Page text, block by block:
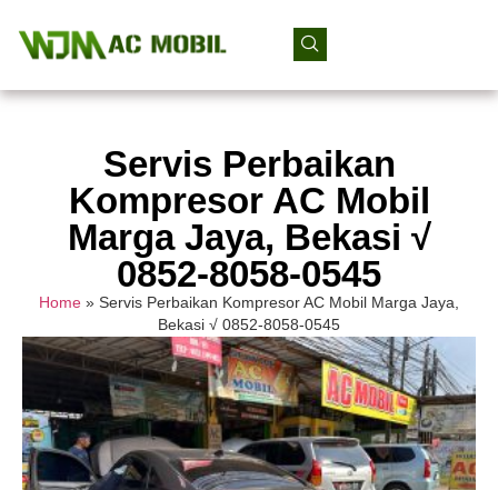
Servis Perbaikan
Kompresor AC Mobil
Marga Jaya, Bekasi √
0852-8058-0545
Home » Servis Perbaikan Kompresor AC Mobil Marga Jaya,
Bekasi √ 0852-8058-0545